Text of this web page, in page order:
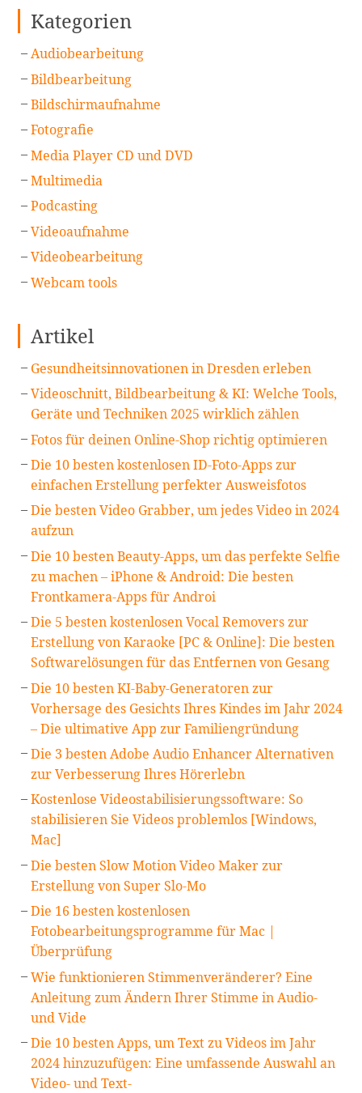
Kategorien
Audiobearbeitung
Bildbearbeitung
Bildschirmaufnahme
Fotografie
Media Player CD und DVD
Multimedia
Podcasting
Videoaufnahme
Videobearbeitung
Webcam tools
Artikel
Gesundheitsinnovationen in Dresden erleben
Videoschnitt, Bildbearbeitung & KI: Welche Tools,
Geräte und Techniken 2025 wirklich zählen
Fotos für deinen Online-Shop richtig optimieren
Die 10 besten kostenlosen ID-Foto-Apps zur
einfachen Erstellung perfekter Ausweisfotos
Die besten Video Grabber, um jedes Video in 2024
aufzun
Die 10 besten Beauty-Apps, um das perfekte Selfie
zu machen – iPhone & Android: Die besten
Frontkamera-Apps für Androi
Die 5 besten kostenlosen Vocal Removers zur
Erstellung von Karaoke [PC & Online]: Die besten
Softwarelösungen für das Entfernen von Gesang
Die 10 besten KI-Baby-Generatoren zur
Vorhersage des Gesichts Ihres Kindes im Jahr 2024
– Die ultimative App zur Familiengründung
Die 3 besten Adobe Audio Enhancer Alternativen
zur Verbesserung Ihres Hörerlebn
Kostenlose Videostabilisierungssoftware: So
stabilisieren Sie Videos problemlos [Windows,
Mac]
Die besten Slow Motion Video Maker zur
Erstellung von Super Slo-Mo
Die 16 besten kostenlosen
Fotobearbeitungsprogramme für Mac |
Überprüfung
Wie funktionieren Stimmenveränderer? Eine
Anleitung zum Ändern Ihrer Stimme in Audio-
und Vide
Die 10 besten Apps, um Text zu Videos im Jahr
2024 hinzuzufügen: Eine umfassende Auswahl an
Video- und Text-